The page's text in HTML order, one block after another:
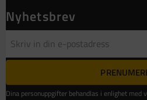
Nyhetsbrev
Dina personuppgifter behandlas i enlighet med